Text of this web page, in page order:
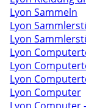
Lyon Sammeln
Lyon
Lyon
Lyon
Lyon
Lyon
Lyon Computer